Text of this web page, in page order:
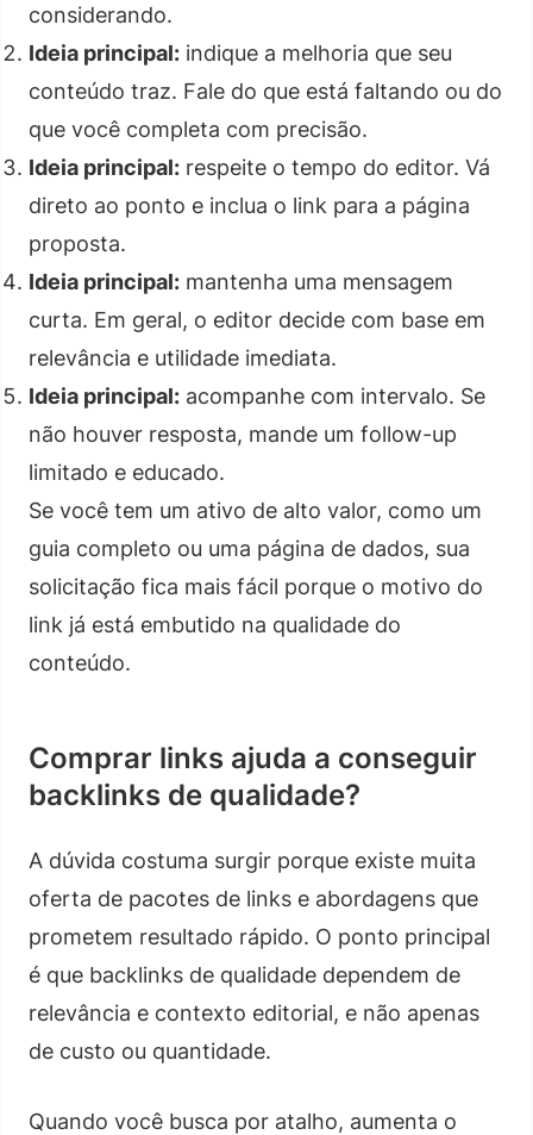
considerando.
Ideia principal: indique a melhoria que seu
conteúdo traz. Fale do que está faltando ou do
que você completa com precisão.
Ideia principal: respeite o tempo do editor. Vá
direto ao ponto e inclua o link para a página
proposta.
Ideia principal: mantenha uma mensagem
curta. Em geral, o editor decide com base em
relevância e utilidade imediata.
Ideia principal: acompanhe com intervalo. Se
não houver resposta, mande um follow-up
limitado e educado.
Se você tem um ativo de alto valor, como um
guia completo ou uma página de dados, sua
solicitação fica mais fácil porque o motivo do
link já está embutido na qualidade do
conteúdo.
Comprar links ajuda a conseguir
backlinks de qualidade?
A dúvida costuma surgir porque existe muita
oferta de pacotes de links e abordagens que
prometem resultado rápido. O ponto principal
é que backlinks de qualidade dependem de
relevância e contexto editorial, e não apenas
de custo ou quantidade.
Quando você busca por atalho, aumenta o